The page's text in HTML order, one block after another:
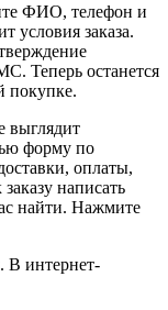
ФИО, телефон и
условия заказа.
Теперь останется
покупке.
выглядит
форму по
оплаты,
написать
найти. Нажмите
В интернет-